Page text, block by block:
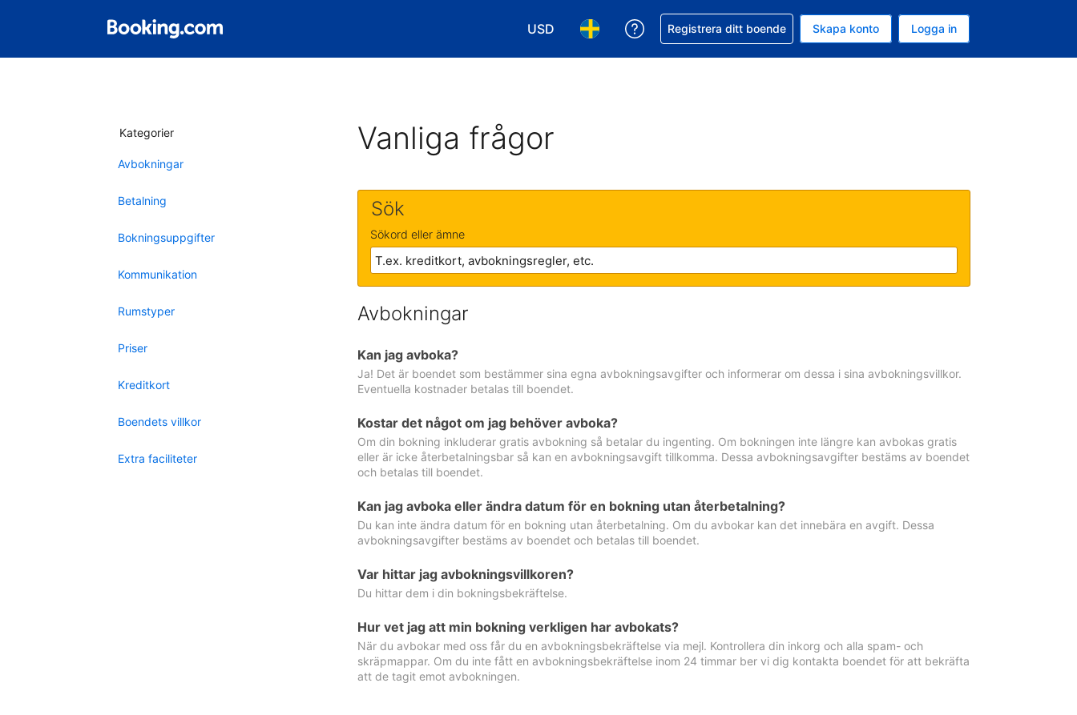
USD
Välj valuta. Din nuvarande valuta är Amerikanska dollar
Välj språk. Ditt nuvarande språk är Svenska
Få hjälp med din bokning
Registrera ditt boende Skapa konto Logga in
Kategorier
Avbokningar
Betalning
Bokningsuppgifter
Kommunikation
Rumstyper
Priser
Kreditkort
Boendets villkor
Extra faciliteter
Vanliga frågor
Sök
Sökord eller ämne
Avbokningar
Kan jag avboka?
Ja! Det är boendet som bestämmer sina egna avbokningsavgifter och informerar om dessa i sina avbokningsvillkor.
Eventuella kostnader betalas till boendet.
Kostar det något om jag behöver avboka?
Om din bokning inkluderar gratis avbokning så betalar du ingenting. Om bokningen inte längre kan avbokas gratis
eller är icke återbetalningsbar så kan en avbokningsavgift tillkomma. Dessa avbokningsavgifter bestäms av boendet
och betalas till boendet.
Kan jag avboka eller ändra datum för en bokning utan återbetalning?
Du kan inte ändra datum för en bokning utan återbetalning. Om du avbokar kan det innebära en avgift. Dessa
avbokningsavgifter bestäms av boendet och betalas till boendet.
Var hittar jag avbokningsvillkoren?
Du hittar dem i din bokningsbekräftelse.
Hur vet jag att min bokning verkligen har avbokats?
När du avbokar med oss får du en avbokningsbekräftelse via mejl. Kontrollera din inkorg och alla spam- och
skräpmappar. Om du inte fått en avbokningsbekräftelse inom 24 timmar ber vi dig kontakta boendet för att bekräfta
att de tagit emot avbokningen.